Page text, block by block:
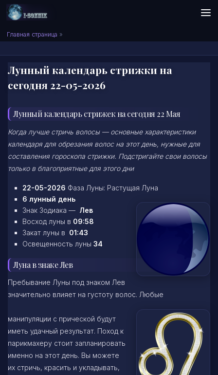
Skip to content
Сонник I-SONNIK.COM
Главная страница »
Лунный календарь стрижки на
сегодня 22-05-2026
Лунный календарь стрижек на сегодня 22 Мая
Когда лучше стричь волосы — основные характеристики
календаря для обрезания волос на этот день, нужные для
составления гороскопа стрижки. Подстригайте свои волосы
только в благоприятные для этого дни
22-05-2026 Фаза Луны: Растущая Луна
6 лунный день
Знак Зодиака — Лев
Восход луны в 09:58
Закат луны в 01:43
Освещенность луны 34
Луна в знаке Лев
Пребывание Луны под знаком Лев
значительно влияет на густоту волос. Любые
манипуляции с прической будут
иметь удачный результат. Поход к
парикмахеру стоит запланировать
именно на этот день. Вы можете
их стричь, красить и укладывать,